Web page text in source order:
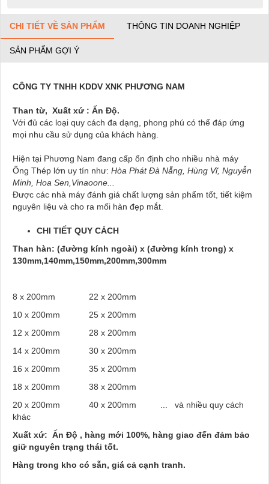
CHI TIẾT VỀ SẢN PHẨM THÔNG TIN DOANH NGHIỆP
SẢN PHẨM GỢI Ý
CÔNG TY TNHH KDDV XNK PHƯƠNG NAM
Than từ, Xuất xứ : Ấn Độ.
Với đủ các loại quy cách đa dạng, phong phú có thể đáp ứng
mọi nhu cầu sử dụng của khách hàng.
Hiện tại Phương Nam đang cấp ổn định cho nhiều nhà máy
Ống Thép lớn uy tín như: Hòa Phát Đà Nẵng, Hùng Vĩ, Nguyễn
Minh, Hoa Sen,Vinaoone...
Được các nhà máy đánh giá chất lượng sản phẩm tốt, tiết kiệm
nguyên liệu và cho ra mối hàn đẹp mắt.
CHI TIẾT QUY CÁCH
Than hàn: (đường kính ngoài) x (đường kính trong) x
130mm,140mm,150mm,200mm,300mm
8 x 200mm 22 x 200mm
10 x 200mm 25 x 200mm
12 x 200mm 28 x 200mm
14 x 200mm 30 x 200mm
16 x 200mm 35 x 200mm
18 x 200mm 38 x 200mm
20 x 200mm 40 x 200mm ... và nhiều quy cách
khác
Xuất xứ: Ấn Độ , hàng mới 100%, hàng giao đến đảm bảo
giữ nguyên trạng thái tốt.
Hàng trong kho có sẵn, giá cả cạnh tranh.